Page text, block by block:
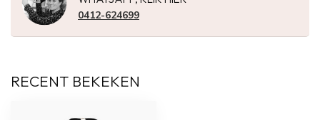
0412-624699
RECENT BEKEKEN